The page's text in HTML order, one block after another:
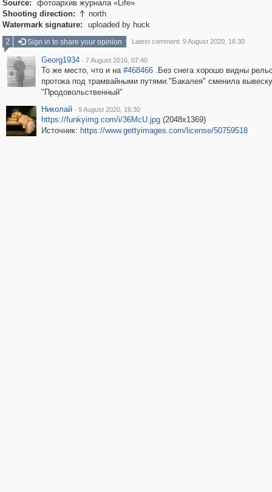
Source:
фотоархив журнала «Life»
Shooting direction:  north
Watermark signature:
uploaded by huck
2
Sign in to share your opinion Latest comment: 9 August 2020, 16:30
Georg1934 · 7 August 2016, 07:40
То же место, что и на #468466.Без снега хорошо видны
протока под трамвайными путями."Бакалея" сменила
"Продовольственный"
Николай · 9 August 2020, 16:30
https://funkyimg.com/i/36McU.jpg(2048x1369)
Источник: https://www.gettyimages.com/license/50759518